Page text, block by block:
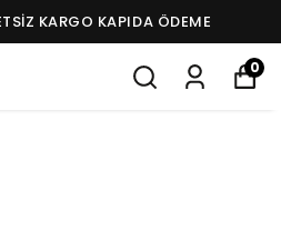
KARGO KAPIDA ÖDEME
0